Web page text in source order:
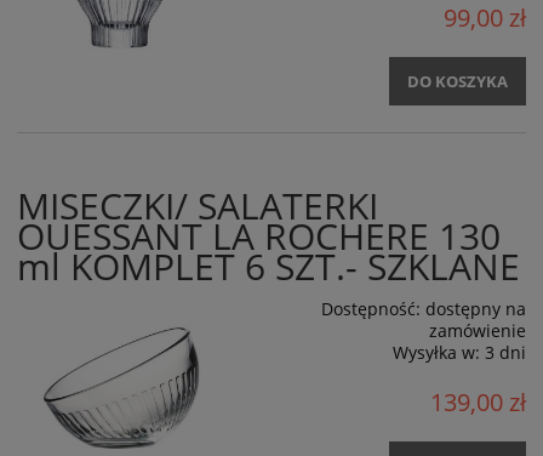
99,00 zł
DO KOSZYKA
MISECZKI/ SALATERKI
OUESSANT LA ROCHERE 130
ml KOMPLET 6 SZT.- SZKLANE
Dostępność: dostępny na
zamówienie
Wysyłka w: 3 dni
139,00 zł